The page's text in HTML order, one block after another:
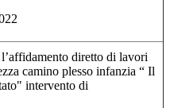
diretto di lavori
camino plesso infanzia “ Il
intervento di